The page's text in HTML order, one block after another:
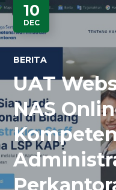
10
DEC
BERITA
UAT
NAS